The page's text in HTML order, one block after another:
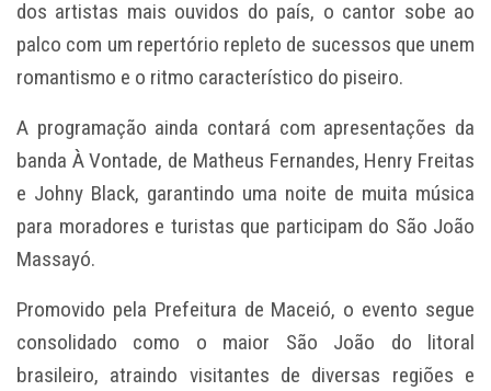
dos artistas mais ouvidos do país, o cantor sobe ao
palco com um repertório repleto de sucessos que unem
romantismo e o ritmo característico do piseiro.
A programação ainda contará com apresentações da
banda À Vontade, de Matheus Fernandes, Henry Freitas
e Johny Black, garantindo uma noite de muita música
para moradores e turistas que participam do São João
Massayó.
Promovido pela Prefeitura de Maceió, o evento segue
consolidado como o maior São João do litoral
brasileiro, atraindo visitantes de diversas regiões e